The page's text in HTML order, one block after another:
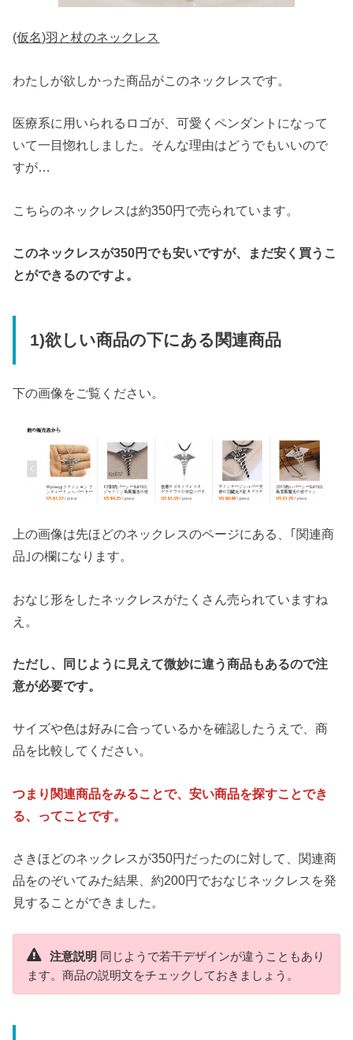
(仮名)羽と杖のネックレス
わたしが欲しかった商品がこのネックレスです。
医療系に用いられるロゴが、可愛くペンダントになって
いて一目惚れしました。そんな理由はどうでもいいので
すが…
こちらのネックレスは約350円で売られています。
このネックレスが350円でも安いですが、まだ安く買うこ
とができるのですよ。
1)欲しい商品の下にある関連商品
下の画像をご覧ください。
上の画像は先ほどのネックレスのページにある、｢関連商
品｣の欄になります。
おなじ形をしたネックレスがたくさん売られていますね
え。
ただし、同じように見えて微妙に違う商品もあるので注
意が必要です。
サイズや色は好みに合っているかを確認したうえで、商
品を比較してください。
つまり関連商品をみることで、安い商品を探すことでき
る、ってことです。
さきほどのネックレスが350円だったのに対して、関連商
品をのぞいてみた結果、約200円でおなじネックレスを発
見することができました。
注意説明 同じようで若干デザインが違うこともあり
ます。商品の説明文をチェックしておきましょう。